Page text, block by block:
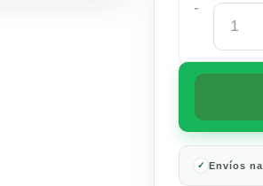
-
Boost
Drink
Envíos